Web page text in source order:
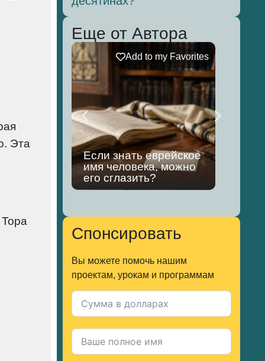
Эта
Еще от Автора
Add to my Favorites
Если знать еврейское
имя человека, можно
его сглазить?
Спонсировать
Вы можете помочь нашим
проектам, урокам и программам